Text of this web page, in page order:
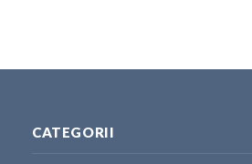
CATEGORII